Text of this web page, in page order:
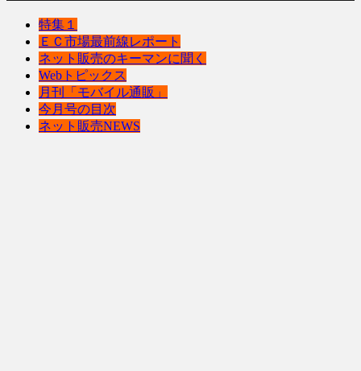
特集１
ＥＣ市場最前線レポート
ネット販売のキーマンに聞く
Webトピックス
月刊「モバイル通販」
今月号の目次
ネット販売NEWS